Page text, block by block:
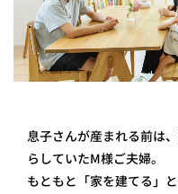
息子さんが産まれる前は
らしていたM様ご夫婦。
もともと「家を建てる」